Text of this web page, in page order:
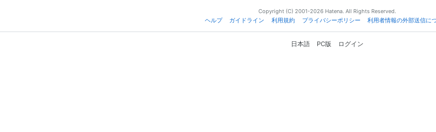
Copyright (C) 2001-2026 Hatena. All Rights Reserved.
ヘルプ
ガイドライン 利用規約 プライバシーポリシー 利用者情報の外部送信に
日本語 PC版 ログイン